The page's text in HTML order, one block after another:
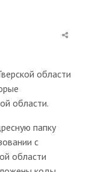
области
области.
папку
с
области